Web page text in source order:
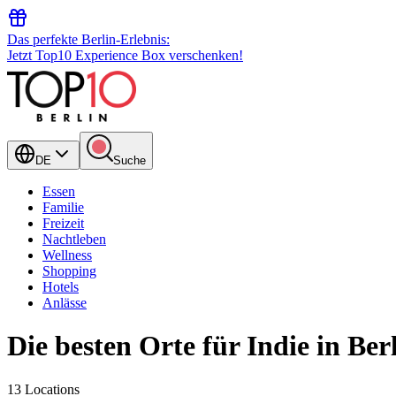
Das perfekte Berlin-Erlebnis:
Jetzt Top10 Experience Box verschenken!
DE Suche
Essen
Familie
Freizeit
Nachtleben
Wellness
Shopping
Hotels
Anlässe
Die besten Orte für Indie in
13 Locations